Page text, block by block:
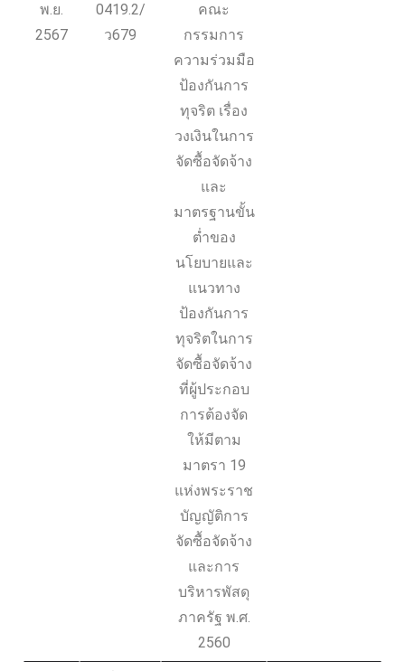
พ.ย.
2567
0419.2/
ว679
คณะ
กรรมการ
ความร่วมมือ
ป้องกันการ
ทุจริต เรื่อง
วงเงินในการ
จัดซื้อจัดจ้าง
และ
มาตรฐานขั้น
ต่ำของ
นโยบายและ
แนวทาง
ป้องกันการ
ทุจริตในการ
จัดซื้อจัดจ้าง
ที่ผู้ประกอบ
การต้องจัด
ให้มีตาม
มาตรา 19
แห่งพระราช
บัญญัติการ
จัดซื้อจัดจ้าง
และการ
บริหารพัสดุ
ภาครัฐ พ.ศ.
2560